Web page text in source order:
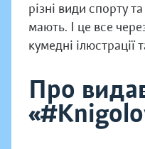
різні види спорту
мають. І це все
кумедні ілюстрації
Про